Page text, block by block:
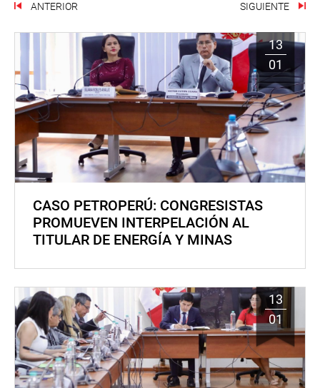
ANTERIOR SIGUIENTE
13
01
CASO PETROPERÚ: CONGRESISTAS
PROMUEVEN INTERPELACIÓN AL
TITULAR DE ENERGÍA Y MINAS
13
01